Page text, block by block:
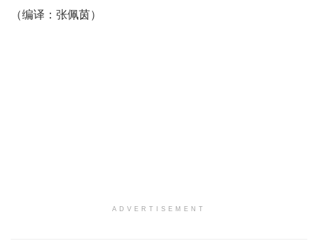
（编译：张佩茵）
ADVERTISEMENT